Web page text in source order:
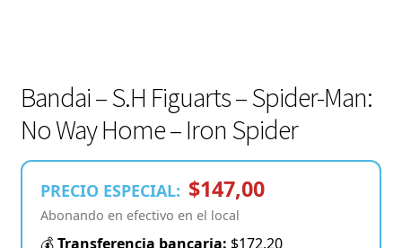
Bandai – S.H Figuarts – Spider-Man:
No Way Home – Iron Spider
PRECIO ESPECIAL: $147,00
Abonando en efectivo en el local
💰Transferencia bancaria: $172,20